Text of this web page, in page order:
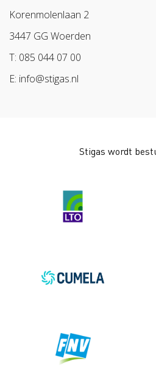
Werken aan morgen
Sazas
BPL
Arbeidsmarkt
Korenmolenlaan 2
3447 GG Woerden
T: 085 044 07 00
E: info@stigas.nl
Stigas wordt